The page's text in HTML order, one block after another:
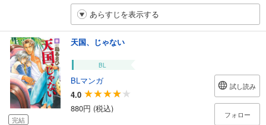
あらすじを表示する
完結
天国、じゃない
BL
BLマンガ
4.0
880円 (税込)
試し読み
フォロー